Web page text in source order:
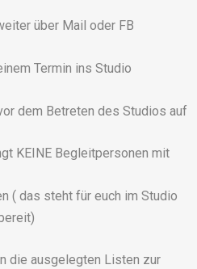
über Mail oder FB
Termin ins Studio
dem Betreten des Studios auf
KEINE Begleitpersonen mit
( das steht für euch im Studio
die ausgelegten Listen zur